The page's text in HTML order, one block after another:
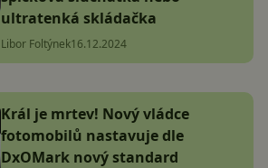
ultratenká skládačka
Libor Foltýnek16.12.2024
Král je mrtev! Nový vládce
fotomobilů nastavuje dle
DxOMark nový standard